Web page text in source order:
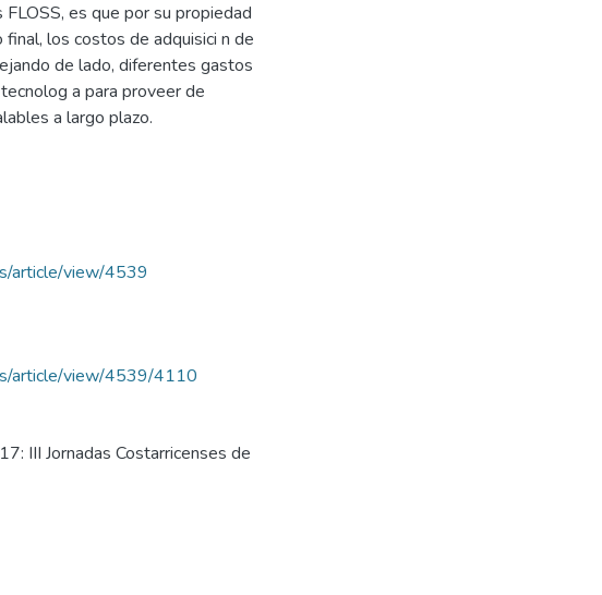
es que por su propiedad
los costos de adquisici n de
de lado, diferentes gastos
a para proveer de
a largo plazo.
article/view/4539
article/view/4539/4110
III Jornadas Costarricenses de